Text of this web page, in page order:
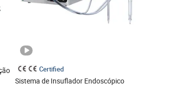
Certified
Sistema de Insuflador Endoscópico